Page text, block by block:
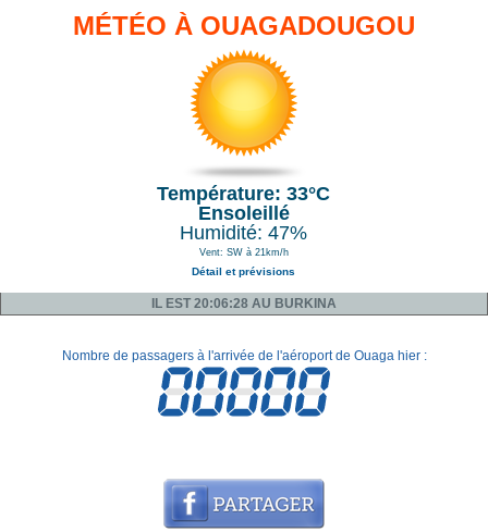
MÉTÉO À OUAGADOUGOU
Température: 33°C
Ensoleillé
Humidité: 47%
Vent: SW à 21km/h
Détail et prévisions
IL EST 20:06:28 AU BURKINA
Nombre de passagers à l'arrivée de l'aéroport de Ouaga hier :